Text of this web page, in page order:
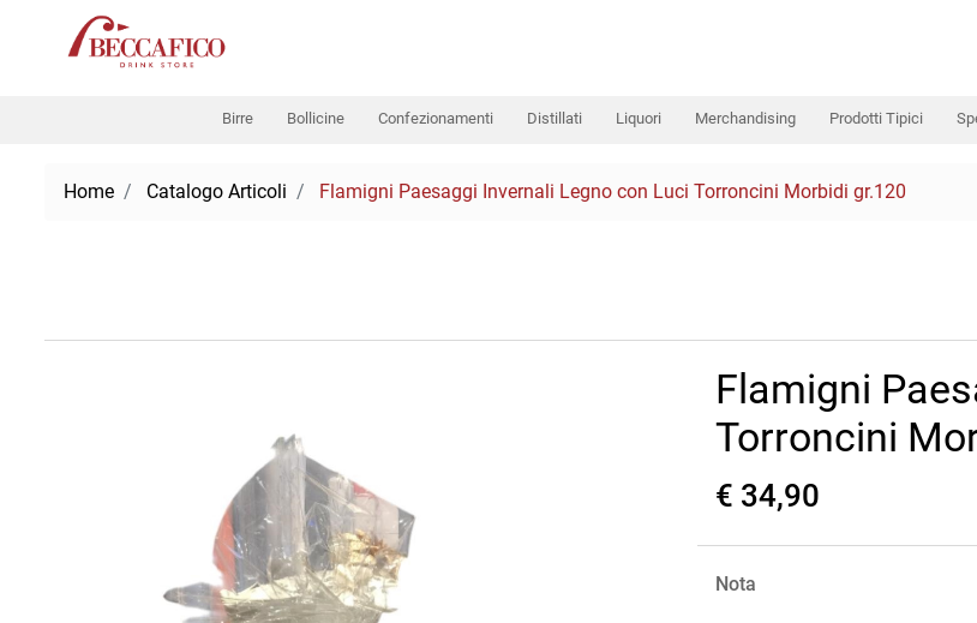
Birre Bollicine Confezionamenti Distillati Liquori Merchandising Prodotti Tipici
Home Catalogo Articoli Flamigni Paesaggi Invernali Legno con Luci Torroncini Morbidi gr.120
Flamigni
Torroncini
€ 34,90
Nota